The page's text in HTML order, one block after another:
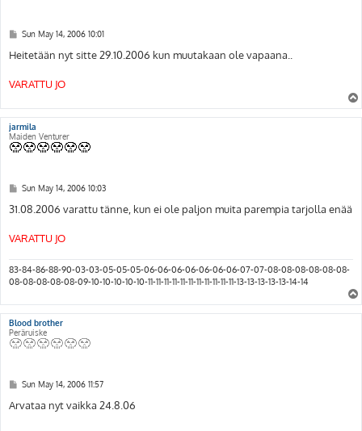
P
s
t
Sun May 14, 2006 10:01
Heitetään nyt sitte 29.10.2006 kun muutakaan ole vapaana..
VARATTU JO
jarmila
Maiden Venturer
P
s
t
Sun May 14, 2006 10:03
31.08.2006 varattu tänne, kun ei ole paljon muita parempia tarjolla enää
VARATTU JO
83-84-86-88-90-03-03-05-05-05-06-06-06-06-06-06-06-07-07-08-08-08-08-08-08-
08-08-08-08-08-09-10-10-10-10-10-11-11-11-11-11-11-11-11-11-11-11-13-13-13-13-13-14-14
Blood brother
Peräruiske
P
s
Sun May 14, 2006 11:57
Arvataa nyt vaikka 24.8.06